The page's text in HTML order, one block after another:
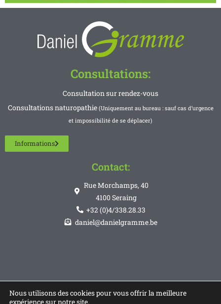
Consultations:
Consultation sur rendez-vous
Consultations naturopathie (Uniquement au bureau : sauf cas d’urgence
et impossibilité de se déplacer)
Informations
Contact:
Rue Morchamps, 40
4100 Seraing
+32 (0)4/338.28.33
daniel@danielgramme.be
Nous utilisons des cookies pour vous offrir la meilleure
expérience sur notre site.